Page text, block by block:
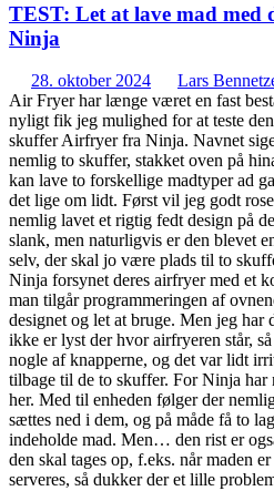
TEST: Let at lave mad
Ninja
28. oktober 2024
Lars
Air Fryer har længe været en fast
nyligt fik jeg mulighed for at teste
skuffer Airfryer fra Ninja. Navnet
nemlig to skuffer, stakket oven på
kan lave to forskellige madtyper ad
det lige om lidt. Først vil jeg godt
nemlig lavet et rigtig fedt design på
slank, men naturligvis er den blevet
selv, der skal jo være plads til to
Ninja forsynet deres airfryer med et
man tilgår programmeringen af
designet og let at bruge. Men jeg har
ikke er lyst der hvor airfryeren står,
nogle af knapperne, og det var lidt
tilbage til de to skuffer. For Ninja
her. Med til enheden følger der
sættes ned i dem, og på måde få to
indeholde mad. Men… den rist er
den skal tages op, f.eks. når maden
serveres, så dukker der et lille